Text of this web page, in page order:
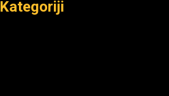
Kategoriji